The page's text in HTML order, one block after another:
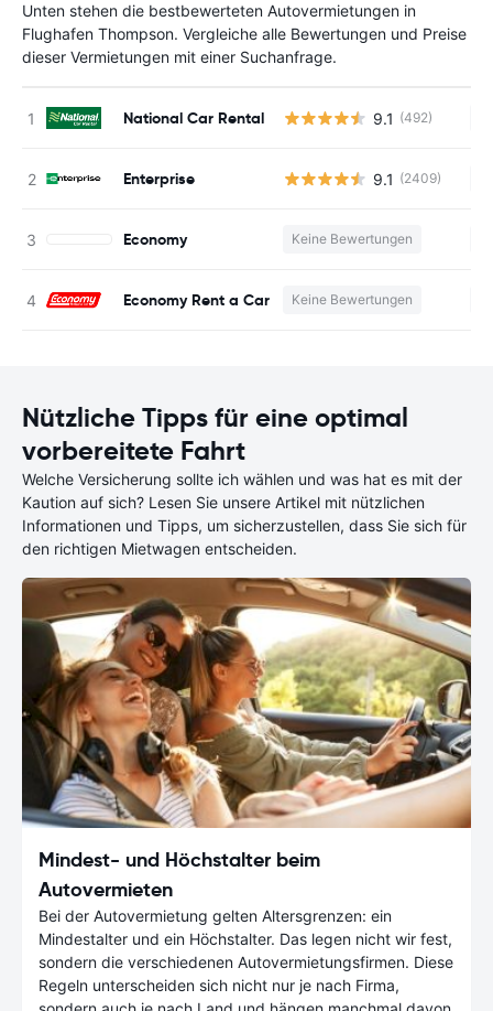
Unten stehen die bestbewerteten Autovermietungen in
Flughafen Thompson. Vergleiche alle Bewertungen und Preise
dieser Vermietungen mit einer Suchanfrage.
National Car Rental 9.1 (492)
Enterprise 9.1 (2409)
Economy Keine Bewertungen
Economy Rent a Car Keine Bewertungen
Nützliche Tipps für eine optimal
vorbereitete Fahrt
Welche Versicherung sollte ich wählen und was hat es mit der
Kaution auf sich? Lesen Sie unsere Artikel mit nützlichen
Informationen und Tipps, um sicherzustellen, dass Sie sich für
den richtigen Mietwagen entscheiden.
Mindest- und Höchstalter beim
Autovermieten
Bei der Autovermietung gelten Altersgrenzen: ein
Mindestalter und ein Höchstalter. Das legen nicht wir fest,
sondern die verschiedenen Autovermietungsfirmen. Diese
Regeln unterscheiden sich nicht nur je nach Firma,